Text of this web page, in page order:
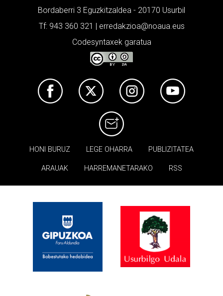
Bordaberri 3 Eguzkitzaldea - 20170 Usurbil
Tf: 943 360 321 | erredakzioa@noaua.eus
Codesyntaxek garatua
HONI BURUZ LEGE OHARRA PUBLIZITATEA
ARAUAK HARREMANETARAKO RSS